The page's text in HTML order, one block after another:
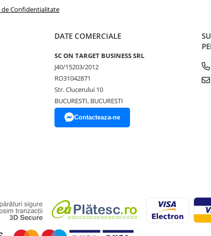
de Confidentialitate
DATE COMERCIALE
SC ON TARGET BUSINESS SRL
J40/15203/2012
RO31042871
Str. Clucerului 10
BUCURESTI, BUCURESTI
Contacteaza-ne